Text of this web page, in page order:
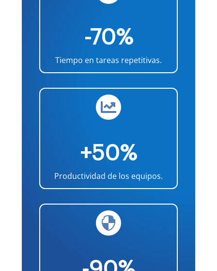
-70%
Tiempo en tareas repetitivas.

+50%
Productividad de los equipos.
